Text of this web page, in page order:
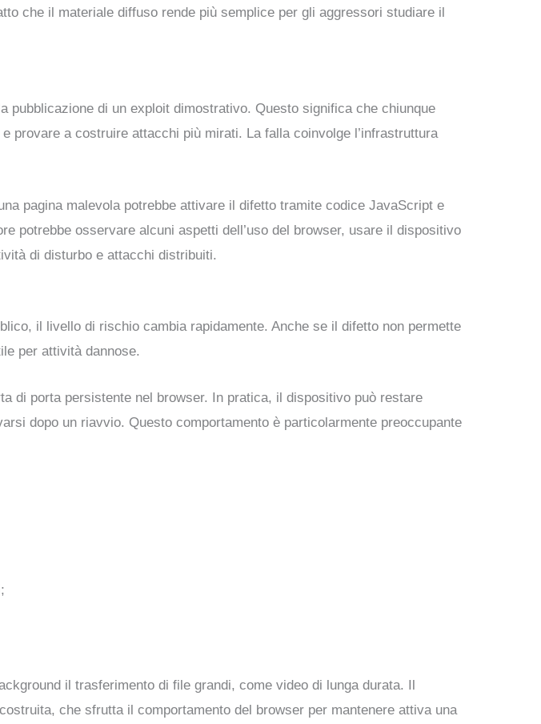
che il materiale diffuso rende più semplice per gli aggressori studiare il
pubblicazione di un exploit dimostrativo. Questo significa che chiunque
provare a costruire attacchi più mirati. La falla coinvolge l’infrastruttura
pagina malevola potrebbe attivare il difetto tramite codice JavaScript e
potrebbe osservare alcuni aspetti dell’uso del browser, usare il dispositivo
di disturbo e attacchi distribuiti.
il livello di rischio cambia rapidamente. Anche se il difetto non permette
per attività dannose.
di porta persistente nel browser. In pratica, il dispositivo può restare
dopo un riavvio. Questo comportamento è particolarmente preoccupante
il trasferimento di file grandi, come video di lunga durata. Il
che sfrutta il comportamento del browser per mantenere attiva una